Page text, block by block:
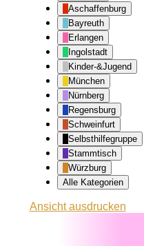
Aschaffenburg
Bayreuth
Erlangen
Ingolstadt
Kinder-&Jugend
München
Nürnberg
Regensburg
Schweinfurt
Selbsthilfegruppe
Stammtisch
Würzburg
Alle Kategorien
Ansichtausdrucken